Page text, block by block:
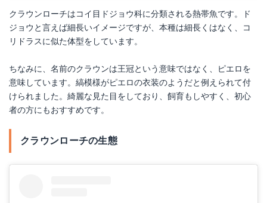
アナカリス
Amazonで詳細を見る
楽天で詳細を見る
Yahoo!ショッピングで見る
クラウンローチはコイ目ドジョウ科に分類される熱帯魚です。ド
ジョウと言えば細長いイメージですが、本種は細長くはなく、コ
リドラスに似た体型をしています。
ちなみに、名前のクラウンは王冠という意味ではなく、ピエロを
意味しています。縞模様がピエロの衣装のようだと例えられて付
けられました。綺麗な見た目をしており、飼育もしやすく、初心
者の方にもおすすめです。
クラウンローチの生態